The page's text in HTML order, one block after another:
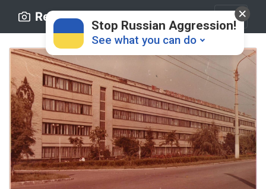
Retro.ck.ua
Stop Russian Aggression!
See what you can do
Donate 💸